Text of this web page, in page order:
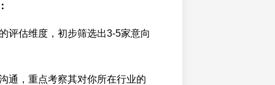
评估维度，初步筛选出3-5家意向
通，重点考察其对你所在行业的